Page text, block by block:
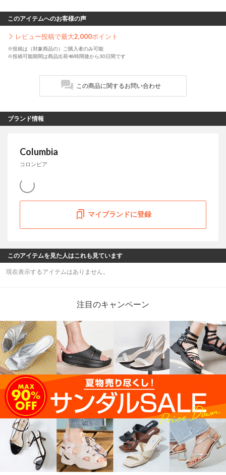
このアイテムへのお客様の声
レビュー投稿で最大2,000ポイント
※投稿は（対象商品の）ご購入者のみ可能
※投稿可能期間は商品出荷48時間後から30日間です
この商品に関するお問い合わせ
ブランド情報
Columbia
コロンビア
マイブランドに登録
このアイテムを見た人はこれも見ています
現在表示するアイテムはありません。
注目のキャンペーン